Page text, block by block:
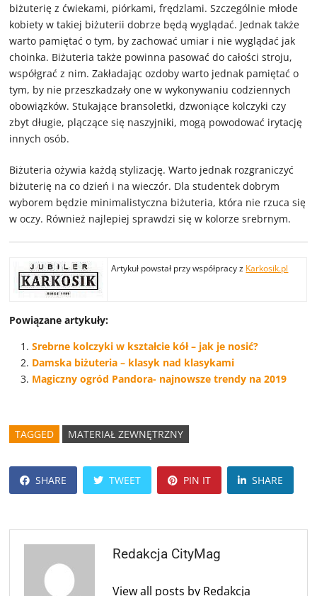
biżuterię z ćwiekami, piórkami, frędzlami. Szczególnie młode
kobiety w takiej biżuterii dobrze będą wyglądać. Jednak także
warto pamiętać o tym, by zachować umiar i nie wyglądać jak
choinka. Biżuteria także powinna pasować do całości stroju,
współgrać z nim. Zakładając ozdoby warto jednak pamiętać o
tym, by nie przeszkadzały one w wykonywaniu codziennych
obowiązków. Stukające bransoletki, dzwoniące kolczyki czy
zbyt długie, plączące się naszyjniki, mogą powodować irytację
innych osób.
Biżuteria ożywia każdą stylizację. Warto jednak rozgraniczyć
biżuterię na co dzień i na wieczór. Dla studentek dobrym
wyborem będzie minimalistyczna biżuteria, która nie rzuca się
w oczy. Również najlepiej sprawdzi się w kolorze srebrnym.
Artykuł powstał przy współpracy z Karkosik.pl
Powiązane artykuły:
Srebrne kolczyki w kształcie kół – jak je nosić?
Damska biżuteria – klasyk nad klasykami
Magiczny ogród Pandora- najnowsze trendy na 2019
TAGGED MATERIAŁ ZEWNĘTRZNY
SHARE TWEET PIN IT SHARE
Redakcja CityMag
View all posts by Redakcja